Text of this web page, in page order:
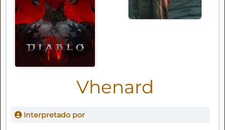
Vhenard
Interpretado por